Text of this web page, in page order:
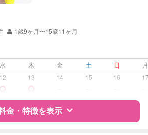
全国保育サービス協会(ACSA)認定ベ
夜間対応
病児、病後児、ともに不可
認定あり
1歳9ヶ月〜15歳11ヶ月
水 木 金 土 日
12 13 14 15 16
金・特徴を表示